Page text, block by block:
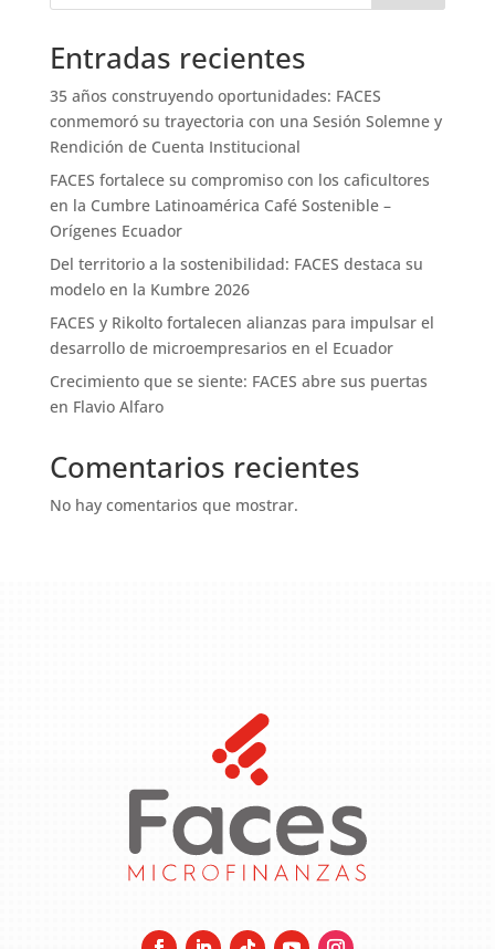
Entradas recientes
35 años construyendo oportunidades: FACES
conmemoró su trayectoria con una Sesión Solemne y
Rendición de Cuenta Institucional
FACES fortalece su compromiso con los caficultores
en la Cumbre Latinoamérica Café Sostenible –
Orígenes Ecuador
Del territorio a la sostenibilidad: FACES destaca su
modelo en la Kumbre 2026
FACES y Rikolto fortalecen alianzas para impulsar el
desarrollo de microempresarios en el Ecuador
Crecimiento que se siente: FACES abre sus puertas
en Flavio Alfaro
Comentarios recientes
No hay comentarios que mostrar.